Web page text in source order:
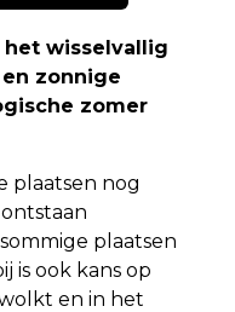
wisselvallig
zonnige
zomer
plaatsen nog
plaatsen
is ook kans op
en in het